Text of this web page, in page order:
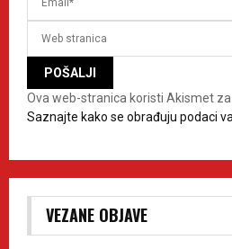
Ova web-stranica koristi Akismet
Saznajte kako se obrađuju podaci
VEZANE OBJAVE